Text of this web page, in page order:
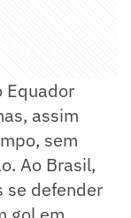
Equador
assim
sem
Ao Brasil,
se defender